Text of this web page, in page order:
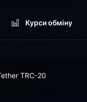
Курси обміну
TRC-20